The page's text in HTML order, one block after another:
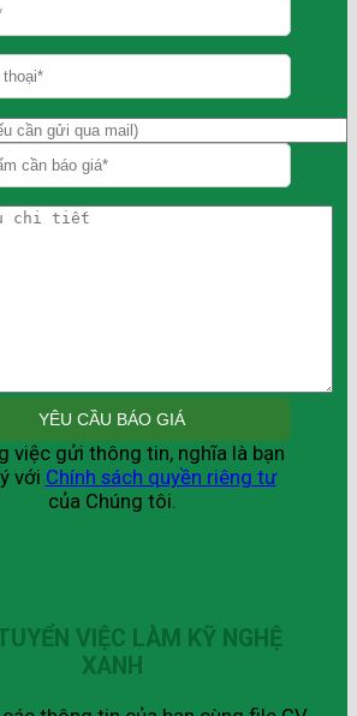
việc gửi thông tin, nghĩa là bạn
với Chính sách quyền riêng tư
của Chúng tôi.
VIỆC LÀM KỸ NGHỆ
XANH